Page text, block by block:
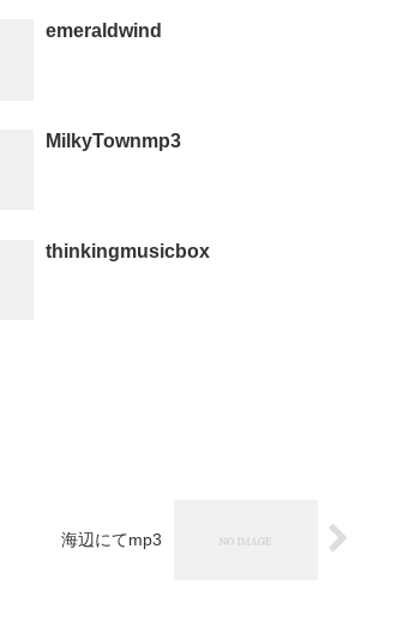
emeraldwind
MilkyTownmp3
thinkingmusicbox
海辺にてmp3